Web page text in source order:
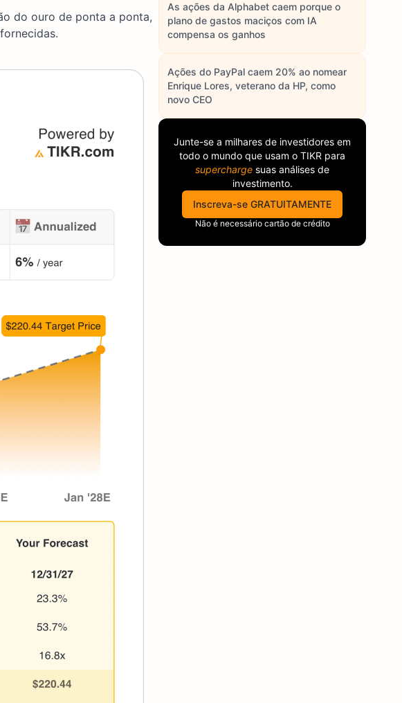
do ouro de ponta a ponta,
As ações da Alphabet caem porque o
plano de gastos maciços com IA
compensa os ganhos
Ações do PayPal caem 20% ao nomear
Enrique Lores, veterano da HP, como
novo CEO
Junte-se a milhares de investidores em
todo o mundo que usam o TIKR para
supercharge suas análises de
investimento.
Inscreva-se GRATUITAMENTE
Não é necessário cartão de crédito